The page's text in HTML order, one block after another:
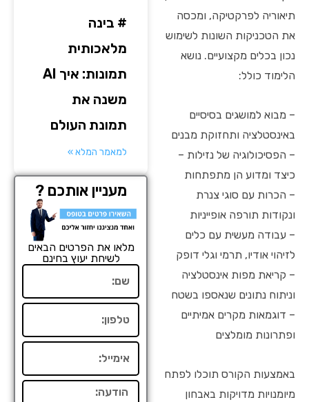
תיאוריה לפרקטיקה, ומכסה
את הטכניקות השונות לשימוש
נכון בכלים מקצועיים. נושא
הלימוד כולל:
– מבוא למושגים בסיסיים
באינסטלציה ותחזוקת מבנים
– הפסיכולוגיה של נזילות –
כיצד ומדוע הן מתפתחות
– הכרות עם סוגי צנרת
ונקודות תורפה אופייניות
– עבודה מעשית עם כלים
לזיהוי אודיו, תרמי וגלי דופק
– קריאת מפות אינסטלציה
וניתוח נתונים שנאספו בשטח
– דוגמאות מקרים אמיתיים
ופתרונות מומלצים
באמצעות הקורס תוכלו לפתח
מיומנויות מדויקות באבחון
# בינה
מלאכותית
תמונות: איך AI
משנה את
תמונת העולם
למאמר המלא »
מעניין אותכם ?
מלאו את הפרטים הבאים
לשיחת יעוץ בחינם
הודעה